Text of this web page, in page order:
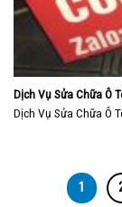
Dịch Vụ Sửa Chữa Ô
Dịch Vụ Sửa Chữa Ô
1